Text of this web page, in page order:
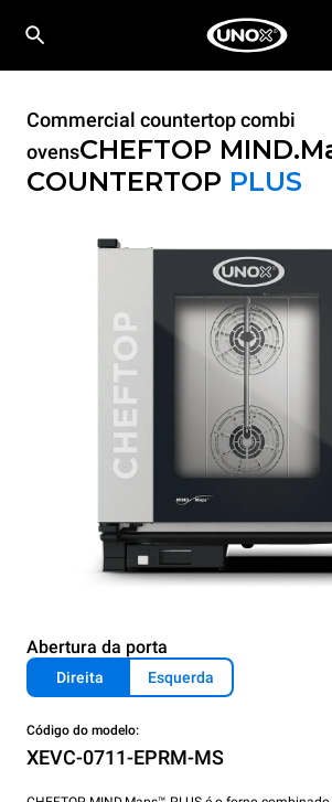
Commercial countertop combi
ovensCHEFTOP
COUNTERTOP PLUS
Abertura da porta
Direita Esquerda
Código do modelo:
XEVC-0711-EPRM-MS